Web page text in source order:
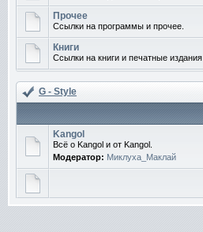
Прочее
Ссылки на программы и прочее.
Книги
Ссылки на книги и печатные издания
G - Style
Kangol
Всё о Kangol и от Kangol.
Модератор: Миклуха_Маклай